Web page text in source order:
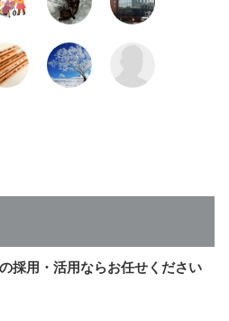
採用・活用ならお任せください